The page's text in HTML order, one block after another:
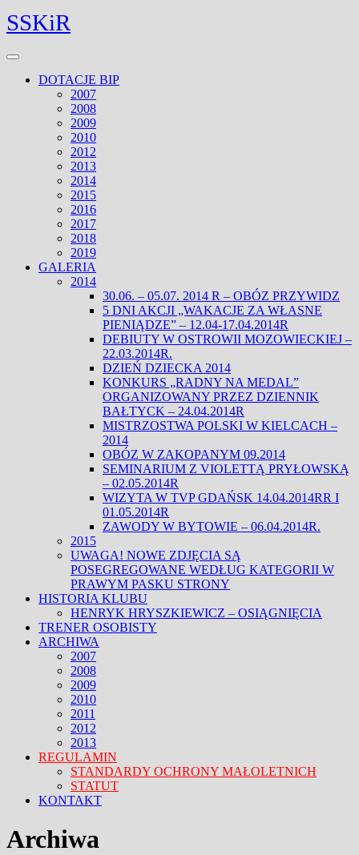
Skip
to
Facebook
Twitter
SSKiR
Open
DOTACJE BIP
2007
2008
2009
2010
2012
2013
2014
2015
2016
2017
2018
2019
GALERIA
2014
30.06. – 05.07. 2014 R – OBÓZ PRZYWIDZ
5 DNI AKCJI „WAKACJE ZA WŁASNE
PIENIĄDZE” – 12.04-17.04.2014R
DEBIUTY W OSTROWII MOZOWIECKIEJ –
22.03.2014R.
DZIEŃ DZIECKA 2014
KONKURS „RADNY NA MEDAL”
ORGANIZOWANY PRZEZ DZIENNIK
BAŁTYCK – 24.04.2014R
MISTRZOSTWA POLSKI W KIELCACH –
2014
OBÓZ W ZAKOPANYM 09.2014
SEMINARIUM Z VIOLETTĄ PRYŁOWSKĄ
– 02.05.2014R
WIZYTA W TVP GDAŃSK 14.04.2014RR I
01.05.2014R
ZAWODY W BYTOWIE – 06.04.2014R.
2015
UWAGA! NOWE ZDJĘCIA SĄ
POSEGREGOWANE WEDŁUG KATEGORII W
PRAWYM PASKU STRONY
HISTORIA KLUBU
HENRYK HRYSZKIEWICZ – OSIĄGNIĘCIA
TRENER OSOBISTY
ARCHIWA
2007
2008
2009
2010
2011
2012
2013
REGULAMIN
STANDARDY OCHRONY MAŁOLETNICH
STATUT
KONTAKT
FACEBOOK
MENU
Archiwa